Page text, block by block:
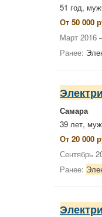
51 год,
От 50 000
Март 2016
Ранее:
Самара
39 лет,
От 20 000
Сентябрь
Ранее: